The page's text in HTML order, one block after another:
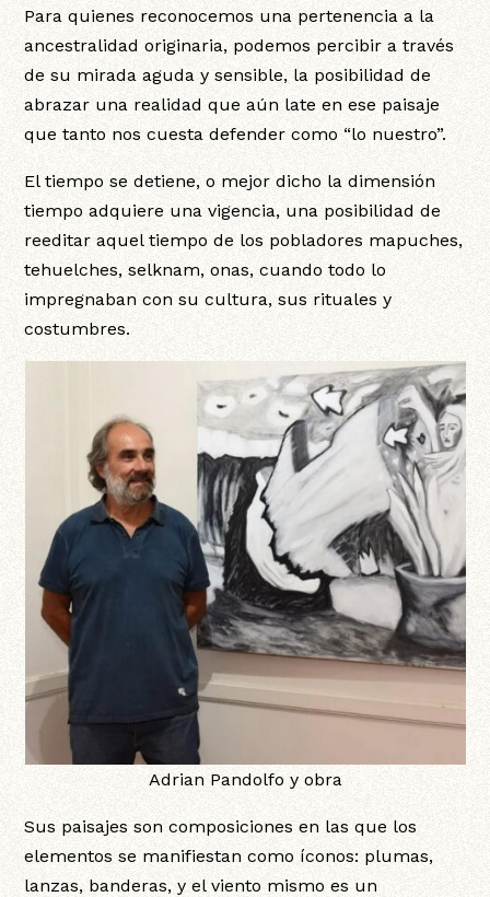
Para quienes reconocemos una pertenencia a la
ancestralidad originaria, podemos percibir a través
de su mirada aguda y sensible, la posibilidad de
abrazar una realidad que aún late en ese paisaje
que tanto nos cuesta defender como “lo nuestro”.
El tiempo se detiene, o mejor dicho la dimensión
tiempo adquiere una vigencia, una posibilidad de
reeditar aquel tiempo de los pobladores mapuches,
tehuelches, selknam, onas, cuando todo lo
impregnaban con su cultura, sus rituales y
costumbres.
Adrian Pandolfo y obra
Sus paisajes son composiciones en las que los
elementos se manifiestan como íconos: plumas,
lanzas, banderas, y el viento mismo es un